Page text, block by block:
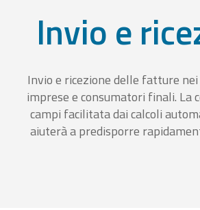
Invio e
Invio e ricezione delle fatture
imprese e consumatori finali. La
campi facilitata dai calcoli
aiuterà a predisporre